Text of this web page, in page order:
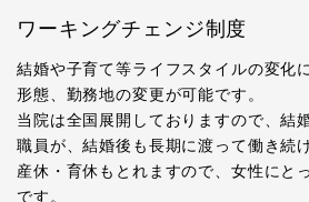
ワーキングチェンジ制度
結婚や子育て等ライフスタイルの変化
形態、勤務地の変更が可能です。
当院は全国展開しておりますので、結
職員が、結婚後も長期に渡って働き続
産休・育休もとれますので、女性にと
です。